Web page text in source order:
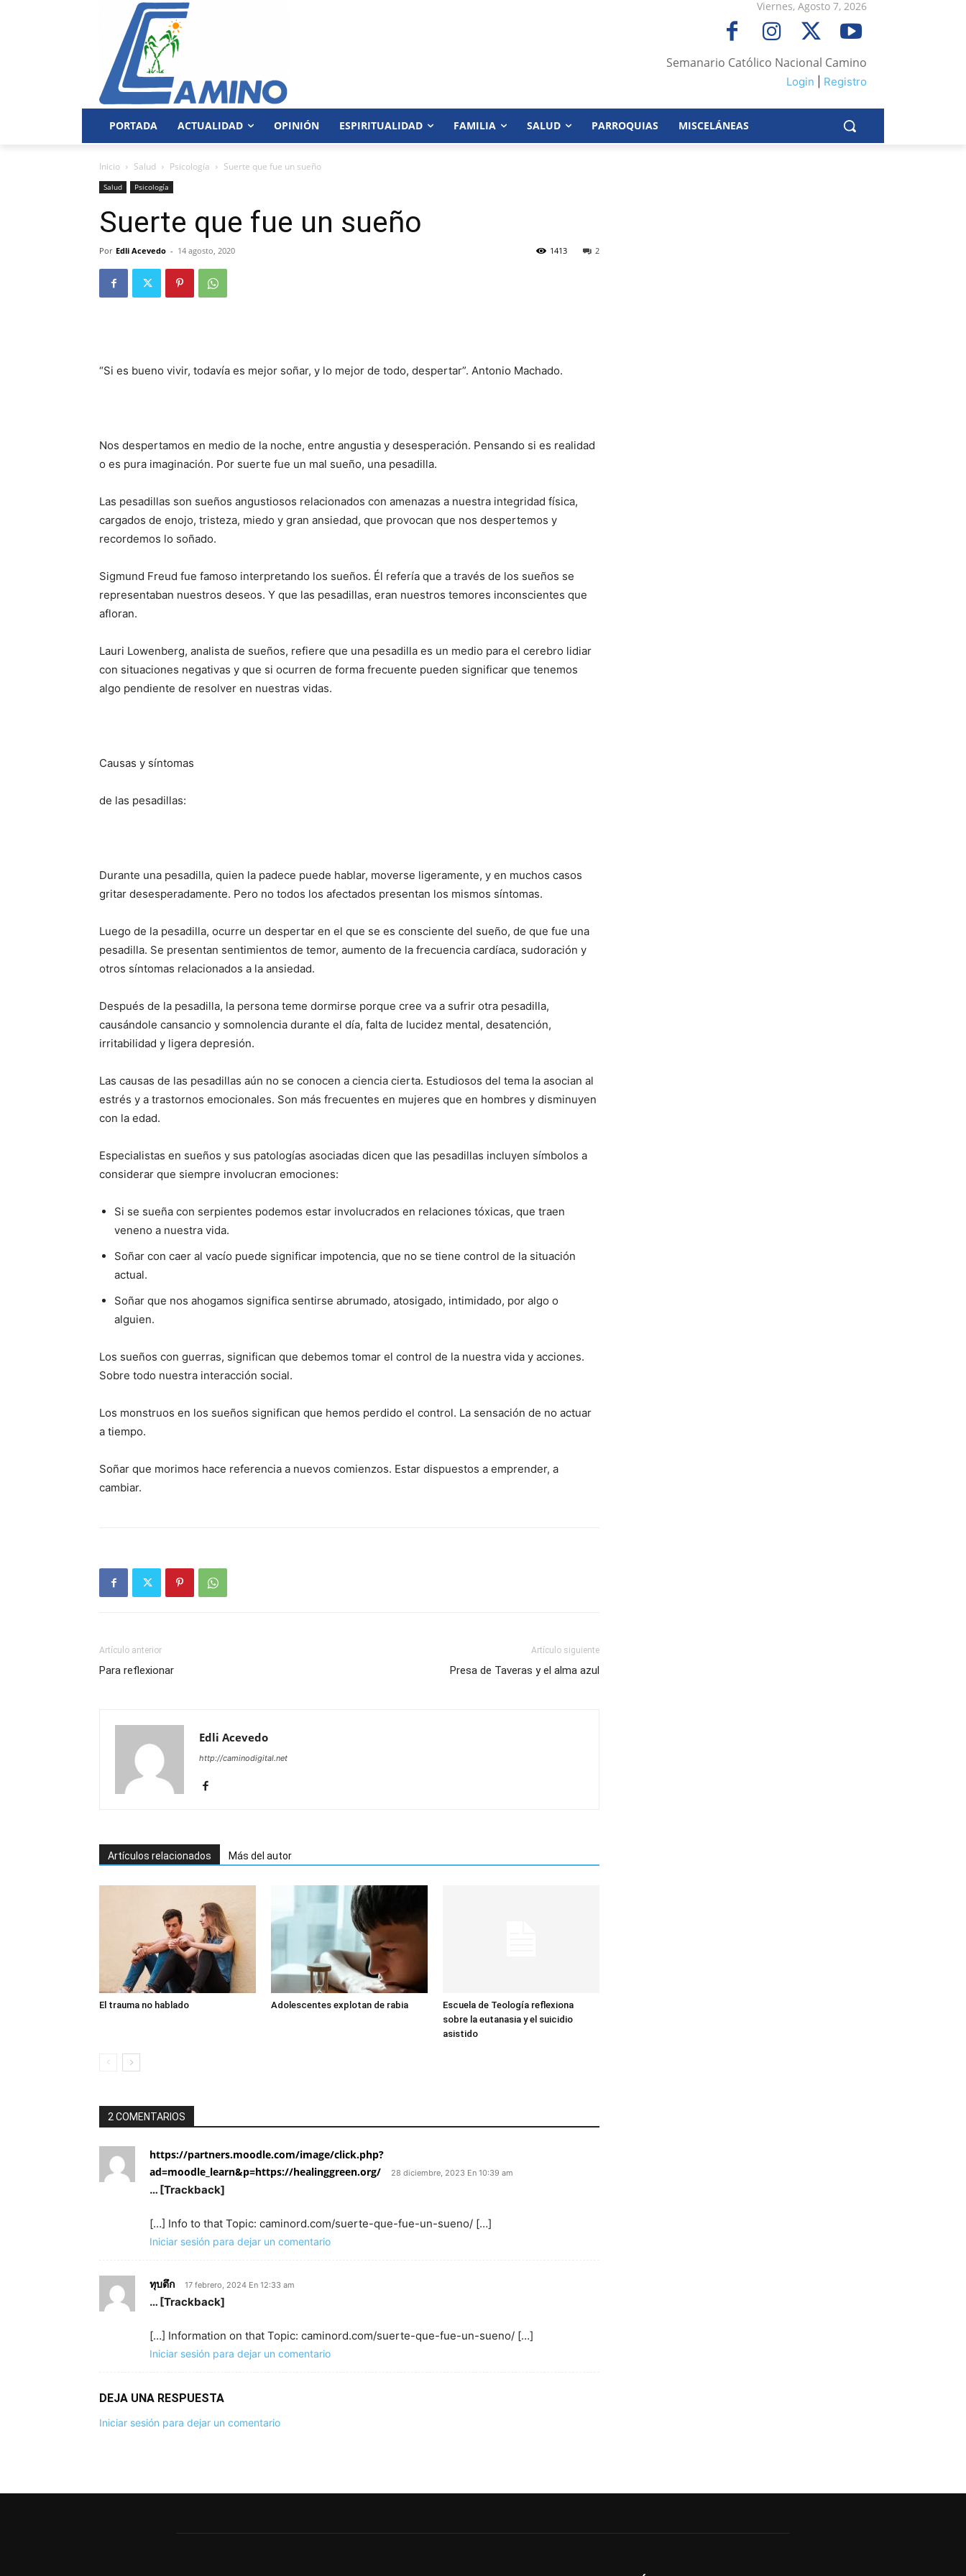
Viernes, Agosto 7, 2026
Semanario Católico Nacional Camino
Login Registro
PORTADA ACTUALIDAD OPINIÓN ESPIRITUALIDAD FAMILIA SALUD PARROQUIAS MISCELÁNEAS
Inicio Salud Psicología Suerte que fue un sueño
Salud Psicología
Suerte que fue un sueño
Por Edli Acevedo - 14 agosto, 2020 2
1413
“Si es bueno vivir, todavía es mejor soñar, y lo mejor de todo, despertar”. Antonio Machado.
Nos despertamos en medio de la noche, entre angustia y desespera­ción. Pensando si es realidad
o es pura imaginación. Por suerte fue un mal sueño, una pesadilla.
Las pesadillas son sueños angustiosos relacionados con amenazas a nuestra integridad física,
cargados de enojo, tristeza, miedo y gran ansie­dad, que provocan que nos despertemos y
recordemos lo soñado.
Sigmund Freud fue famoso interpretando los sueños. Él refería que a través de los sueños se
representaban nuestros deseos. Y que las pesadillas, eran nuestros temores inconscientes que
afloran.
Lauri Lowenberg, analista de sue­ños, refiere que una pesadilla es un medio para el cerebro lidiar
con situaciones negativas y que si ocu­rren de forma frecuente pueden significar que tenemos
algo pendiente de resolver en nuestras vidas.
Causas y síntomas
de las pesadillas:
Durante una pesadilla, quien la padece puede hablar, moverse ligeramente, y en muchos casos
gritar desesperadamente. Pero no todos los afectados presentan los mismos síntomas.
Luego de la pesadilla, ocurre un despertar en el que se es consciente del sueño, de que fue una
pesadilla. Se presentan sentimientos de temor, aumento de la frecuencia cardíaca, sudoración y
otros síntomas relacio­nados a la ansiedad.
Después de la pesadilla, la persona teme dormirse porque cree va a sufrir otra pesadilla,
causándole cansancio y somnolencia durante el día, falta de lucidez mental, desatención,
irritabilidad y ligera depresión.
Las causas de las pesadillas aún no se conocen a ciencia cierta. Estu­diosos del tema la asocian al
estrés y a trastornos emocionales. Son más frecuentes en mujeres que en hombres y disminuyen
con la edad.
Especialistas en sueños y sus patologías asociadas dicen que las pesadillas incluyen símbolos a
considerar que siempre involucran emociones:
Si se sueña con serpientes pode­mos estar involucrados en relaciones tóxicas, que traen
veneno a nuestra vida.
Soñar con caer al vacío puede significar impotencia, que no se tiene control de la situación
actual.
Soñar que nos ahogamos significa sentirse abrumado, atosigado, inti­midado, por algo o
alguien.
Los sueños con guerras, significan que debemos tomar el control de la nuestra vida y acciones.
Sobre todo nuestra interacción social.
Los monstruos en los sueños significan que hemos perdido el control. La sensación de no actuar
a tiempo.
Soñar que morimos hace referencia a nuevos comienzos. Estar dispuestos a emprender, a
cambiar.
Artículo anterior
Para reflexionar
Artículo siguiente
Presa de Taveras y el alma azul
Edli Acevedo
http://caminodigital.net
Artículos relacionados Más del autor
El trauma no hablado Adolescentes explotan de rabia
Escuela de Teología reflexiona
sobre la eutanasia y el suicidio
asistido
2 COMENTARIOS
https://partners.moodle.com/image/click.php?
ad=moodle_learn&p=https://healinggreen.org/
28 diciembre, 2023 En 10:39 am
… [Trackback]
[…] Info to that Topic: caminord.com/suerte-que-fue-un-sueno/ […]
Iniciar sesión para dejar un comentario
ทุบตึก 17 febrero, 2024 En 12:33 am
… [Trackback]
[…] Information on that Topic: caminord.com/suerte-que-fue-un-sueno/ […]
Iniciar sesión para dejar un comentario
DEJA UNA RESPUESTA
Iniciar sesión para dejar un comentario